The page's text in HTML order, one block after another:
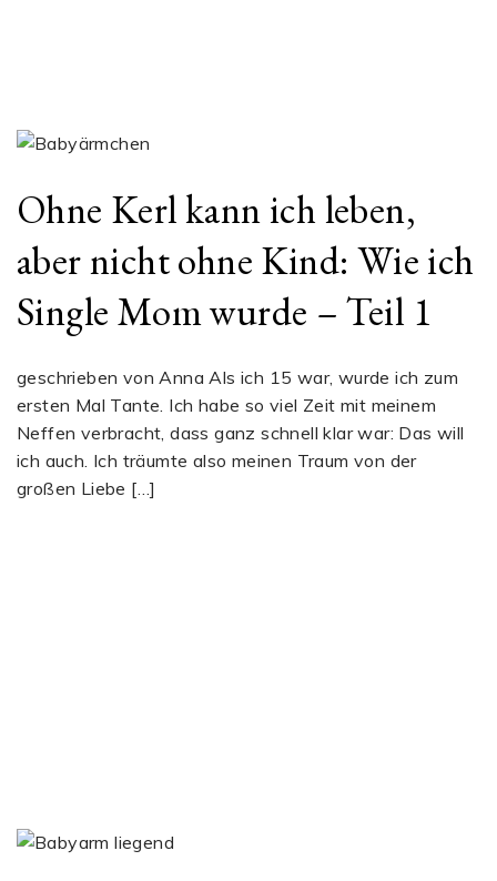
Ohne Kerl kann ich leben,
aber nicht ohne Kind: Wie ich
Single Mom wurde – Teil 1
geschrieben von Anna Als ich 15 war, wurde ich zum
ersten Mal Tante. Ich habe so viel Zeit mit meinem
Neffen verbracht, dass ganz schnell klar war: Das will
ich auch. Ich träumte also meinen Traum von der
großen Liebe […]